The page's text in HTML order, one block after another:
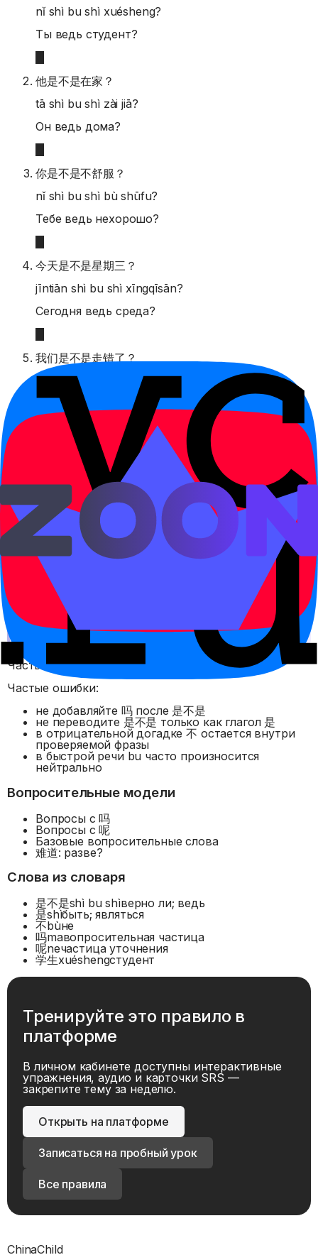
nǐ shì bu shì xuésheng?
Ты ведь студент?
他是不是在家？
tā shì bu shì zài jiā?
Он ведь дома?
你是不是不舒服？
nǐ shì bu shì bù shūfu?
Тебе ведь нехорошо?
今天是不是星期三？
jīntiān shì bu shì xīngqīsān?
Сегодня ведь среда?
我们是不是走错了？
wǒmen shì bu shì zǒu cuò le?
Мы ведь пошли не туда?
这个字是不是这样写？
zhège zì shì bu shì zhèyàng xiě?
Этот иероглиф ведь так пишется?
Правило
是不是 часто проверяет предположение, а 吗 задает
более нейтральный вопрос. Сравните: 你是学生吗？ и
你是不是学生？
Частые ошибки
Частые ошибки:
не добавляйте 吗 после 是不是
не переводите 是不是 только как глагол 是
в отрицательной догадке 不 остается внутри
проверяемой фразы
в быстрой речи bu часто произносится
нейтрально
Вопросительные модели
Вопросы с 吗
Вопросы с 呢
Базовые вопросительные слова
难道: разве?
Слова из словаря
是不是shì bu shìверно ли; ведь
是shìбыть; являться
不bùне
吗maвопросительная частица
呢neчастица уточнения
学生xuéshengстудент
Тренируйте это правило в
платформе
В личном кабинете доступны интерактивные
упражнения, аудио и карточки SRS —
закрепите тему за неделю.
Открыть на платформе
Записаться на пробный урок
Все правила
ChinaChild